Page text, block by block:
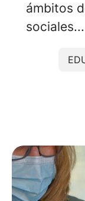
ámbitos
sociales...